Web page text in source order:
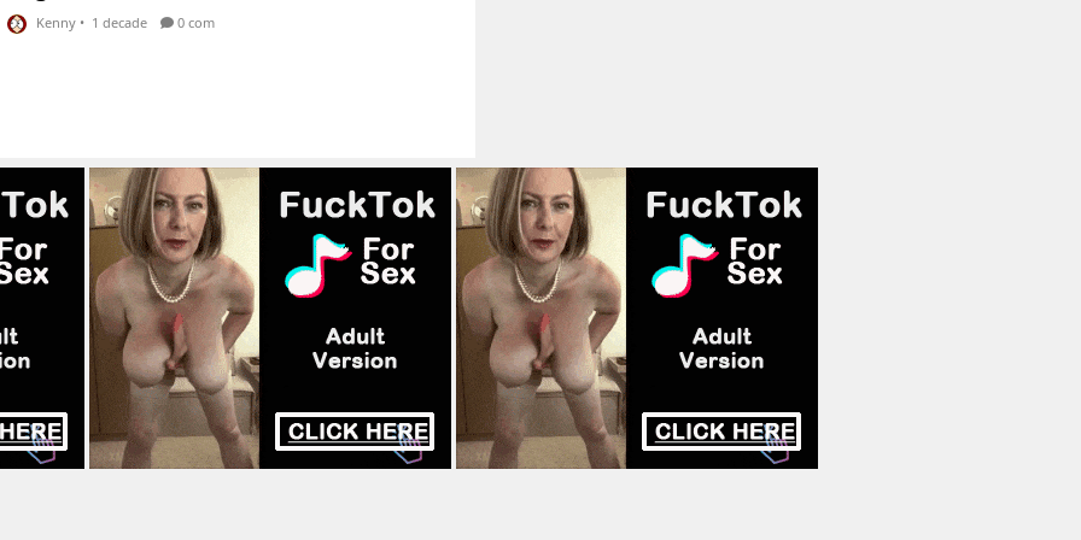
Kenny • 1 decade 0 com